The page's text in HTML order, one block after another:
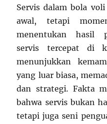
Servis dalam bola
awal, tetapi
menentukan hasil
servis tercepat di
menunjukkan
yang luar biasa,
dan strategi. Fakta
bahwa servis bukan
tetapi juga seni